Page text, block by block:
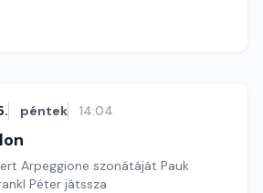
péntek 14:04
Arpeggione szonátáját Pauk
Péter játssza